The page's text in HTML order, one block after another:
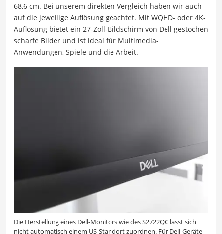
68,6 cm. Bei unserem direkten Vergleich haben wir auch
auf die jeweilige Auflösung geachtet. Mit WQHD- oder 4K-
Auflösung bietet ein 27-Zoll-Bildschirm von Dell gestochen
scharfe Bilder und ist ideal für Multimedia-
Anwendungen, Spiele und die Arbeit.
Die Herstellung eines Dell-Monitors wie des S2722QC lässt sich
nicht automatisch einem US-Standort zuordnen. Für Dell-Geräte